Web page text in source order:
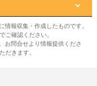
報収集・作成したものです。
ご確認ください。
お問合せより情報提供くださ
だきます。